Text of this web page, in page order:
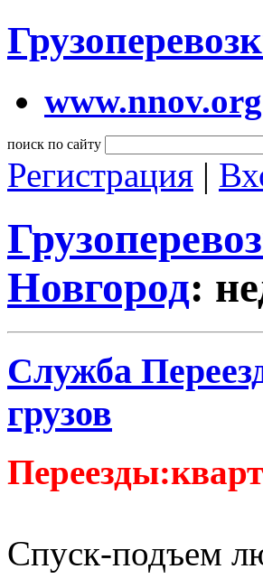
www.nnov.org
поиск по сайту
Регистрация |
Новгород:
Служба
грузов
Спуск-подъем